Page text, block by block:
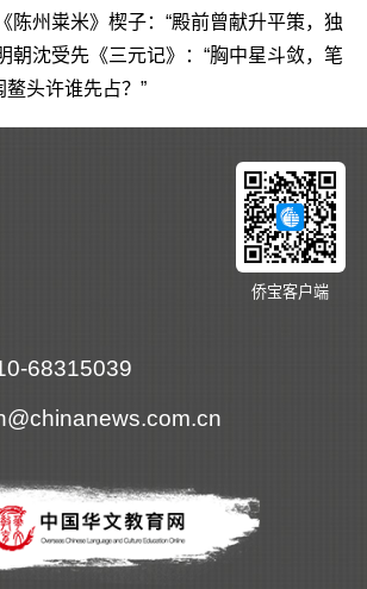
陈州粜米》楔子：“殿前曾献升平策，独
朝沈受先《三元记》：“胸中星斗敛，笔
头许谁先占？”
侨宝客户端
68315039